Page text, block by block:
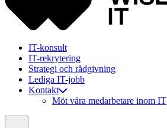
IT-konsult
IT-rekrytering
Strategi och rådgivning
Lediga IT-jobb
Kontakt
Möt våra medarbetare inom IT